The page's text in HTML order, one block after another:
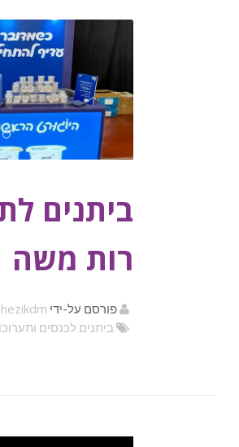
ביתנים
רות משה
פורסם על-ידי hezikdm
ביתנים לכנסים